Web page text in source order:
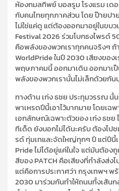
ห้องกมลทิพย์ บอลรูม โรงแรม เด
กับคนไทยทุกภาคส่วน โดย ป๊ายปาย
ไม่ใช่แค่ดู แต่ต้องออกมาอยู่ในขบ
Festival 2026 ร่วมโบกธงไพรด์
คือพลังของพวกเราทุกคนจริงๆ ถ้
WorldPride ในปี 2030 เสียงของ
พฤษภาคมนี้ ออกมาเดิน ออกมาเป็
พลังของพวกเรานั้นไม่เล็กด้วยกันน
ทางด้าน เก่ง ธชย ประทุมวรรณ
พาเหรดปีนี้เอาไว้มากมาย โดยเฉ
เอกลักษณ์เฉพาะตัวของ เก่ง ธชย
ทีเด็ด ยังบอกไม่ได้นะครับ ต้องไ
รด์ ทุ่มเทและจัดใหญ่ทุกๆ ปี แต่ปีนี้
Pride ไม่ได้อยู่แค่ในใจ แต่มันต้อ
สีของ PATCH คือเสียงที่กำลังส่ง
แต่คือการประกาศว่า กรุงเทพฯ พ
2030 มาร่วมกันทำให้ถนนทั้งเส้นก